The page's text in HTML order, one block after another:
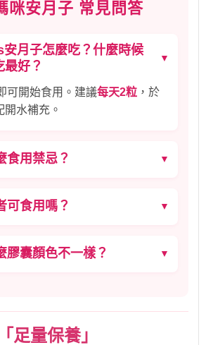
咪安月子 常見問答
月子怎麼吃？什麼時候
最好？
▼
可開始食用。建議每天2粒 ，於
開水補充。
食用禁忌？ ▼
可食用嗎？ ▼
膠囊顏色不一樣？ ▼
足量保養」